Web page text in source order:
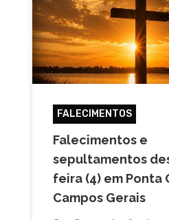
FALECIMENTOS
Falecimentos e
sepultamentos
feira (4) em Ponta
Campos Gerais